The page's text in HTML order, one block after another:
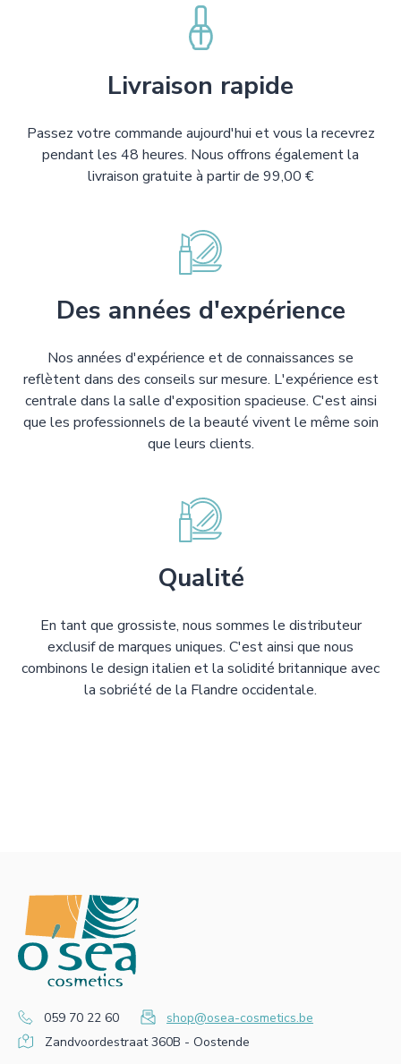
Livraison rapide
Passez votre commande aujourd'hui et vous la recevrez
pendant les 48 heures. Nous offrons également la
livraison gratuite à partir de 99,00 €
Des années d'expérience
Nos années d'expérience et de connaissances se
reflètent dans des conseils sur mesure. L'expérience est
centrale dans la salle d'exposition spacieuse. C'est ainsi
que les professionnels de la beauté vivent le même soin
que leurs clients.
Qualité
En tant que grossiste, nous sommes le distributeur
exclusif de marques uniques. C'est ainsi que nous
combinons le design italien et la solidité britannique avec
la sobriété de la Flandre occidentale.
059 70 22 60
shop@osea-cosmetics.be
Zandvoordestraat 360B - Oostende